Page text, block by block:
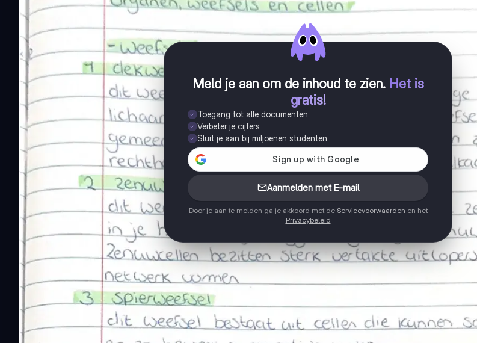
Meld je aan om de inhoud te zien. Het is
gratis!
Toegang tot alle documenten
Verbeter je cijfers
Sluit je aan bij miljoenen studenten
Aanmelden met E-mail
Door je aan te melden ga je akkoord met de Servicevoorwaarden en het
Privacybeleid